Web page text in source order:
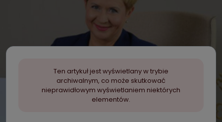
Ten artykuł jest wyświetlany w trybie
archiwalnym, co może skutkować
nieprawidłowym wyświetlaniem niektórych
elementów.